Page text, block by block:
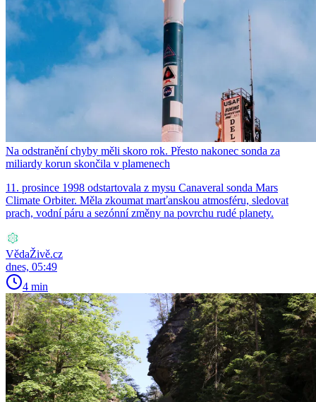
Na odstranění chyby měli skoro rok. Přesto nakonec sonda za
miliardy korun skončila v plamenech
11. prosince 1998 odstartovala z mysu Canaveral sonda Mars
Climate Orbiter. Měla zkoumat marťanskou atmosféru, sledovat
prach, vodní páru a sezónní změny na povrchu rudé planety.
VědaŽivě.cz
dnes, 05:49
4 min